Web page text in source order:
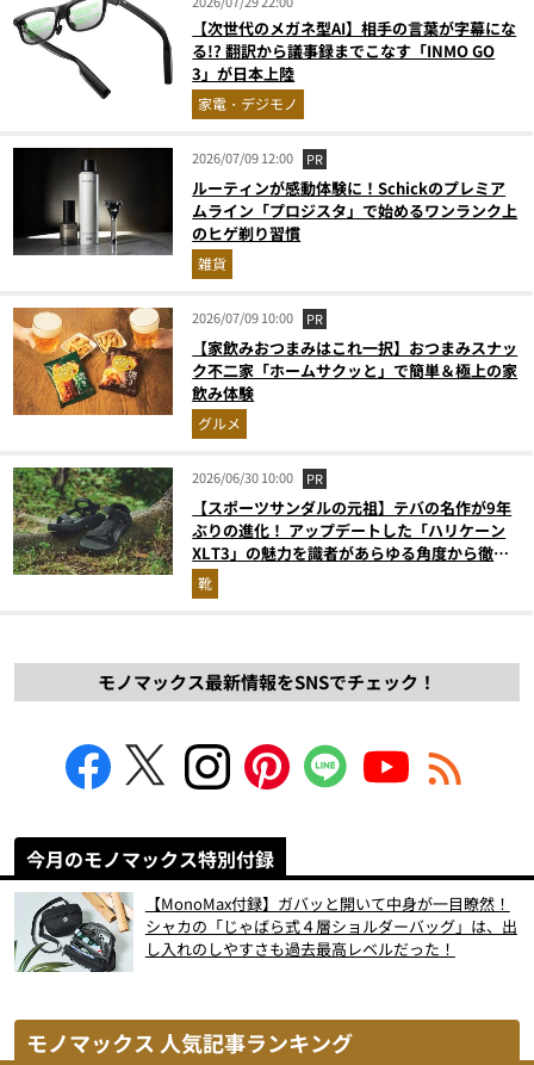
【次世代のメガネ型AI】相手の言葉が字幕にな
る!? 翻訳から議事録までこなす「INMO GO
3」が日本上陸
家電・デジモノ
2026/07/09 12:00 PR
ルーティンが感動体験に！Schickのプレミア
ムライン「プロジスタ」で始めるワンランク上
のヒゲ剃り習慣
雑貨
2026/07/09 10:00 PR
【家飲みおつまみはこれ一択】おつまみスナッ
ク不二家「ホームサクッと」で簡単＆極上の家
飲み体験
グルメ
2026/06/30 10:00 PR
【スポーツサンダルの元祖】テバの名作が9年
ぶりの進化！ アップデートした「ハリケーン
XLT3」の魅力を識者があらゆる角度から徹底
解説！
靴
モノマックス最新情報をSNSでチェック！
今月のモノマックス特別付録
【MonoMax付録】ガバッと開いて中身が一目瞭然！
シャカの「じゃばら式４層ショルダーバッグ」は、出
し入れのしやすさも過去最高レベルだった！
モノマックス 人気記事ランキング